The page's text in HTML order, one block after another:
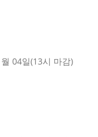
04일(13시 마감)